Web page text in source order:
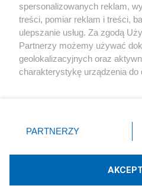
X Facebook
Technologię
spersonalizowanych reklam,
treści, pomiar reklam i treści,
ulepszanie usług. Za zgodą
Partnerzy możemy używać
geolokalizacyjnych oraz
charakterystykę urządzenia do
zmienić/wycofać klikając
znajdujący się w lewym
rodzaje przetwarzania danych
użytkownika, ale masz prawo
PARTNERZY